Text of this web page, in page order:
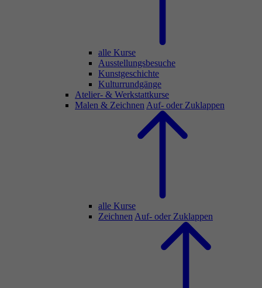
alle Kurse
Ausstellungsbesuche
Kunstgeschichte
Kulturrundgänge
Atelier- & Werkstattkurse
Malen & Zeichnen Auf- oder Zuklappen
alle Kurse
Zeichnen Auf- oder Zuklappen